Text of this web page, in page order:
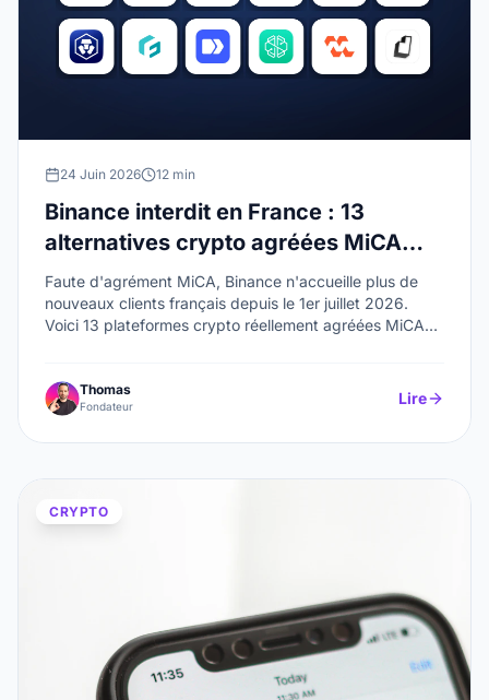
24 Juin 2026 12 min
Binance interdit en France : 13
alternatives crypto agréées MiCA
(2026)
Faute d'agrément MiCA, Binance n'accueille plus de
nouveaux clients français depuis le 1er juillet 2026.
Voici 13 plateformes crypto réellement agréées MiCA
Thomas
Fondateur Lire
CRYPTO